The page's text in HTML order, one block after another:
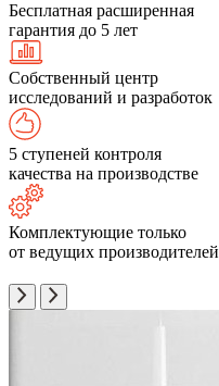
Бесплатная расширенная
гарантия до 5 лет
Собственный центр
исследований и разработок
5 ступеней контроля
качества на производстве
Комплектующие только
от ведущих производителей